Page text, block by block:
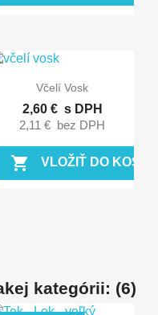
Rýchly náhľad
Včelí Vosk
2,60 € s DPH
2,11 € bez DPH
shopping_cart VLOŽIŤ DO
kategórii: (6)